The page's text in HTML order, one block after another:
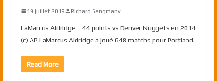
19 juillet 2019 Richard Sengmany
LaMarcus Aldridge – 44 points vs Denver Nuggets en 2014
(c) AP LaMarcus Aldridge a joué 648 matchs pour Portland.
Read More